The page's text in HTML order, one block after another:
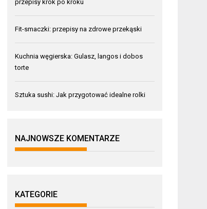
przepisy krok po kroku
Fit-smaczki: przepisy na zdrowe przekąski
Kuchnia węgierska: Gulasz, langos i dobos
torte
Sztuka sushi: Jak przygotować idealne rolki
NAJNOWSZE KOMENTARZE
KATEGORIE